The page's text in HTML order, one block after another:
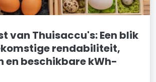
van Thuisaccu's: Een blik
rendabiliteit,
en beschikbare kWh-